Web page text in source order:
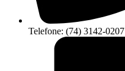
Telefone: (74) 3142-0207